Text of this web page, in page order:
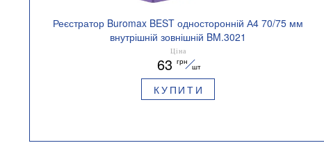
Реєстратор Buromax BEST односторонній А4 70/75 мм
внутрішній зовнішній BM.3021
Ціна
63 грн
шт
КУПИТИ